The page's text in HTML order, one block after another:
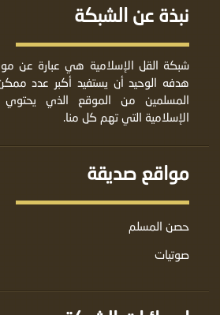
نبذة عن الشبكة
شبكة القل الإسلامية هي عبارة عن
هدفه الوحيد أن يستفيد أكبر عدد
المسلمين من الموقع الذي يحتوي
الإسلامية التي تهم كل منا.
مواقع صديقة
حصن المسلم
صوتيات